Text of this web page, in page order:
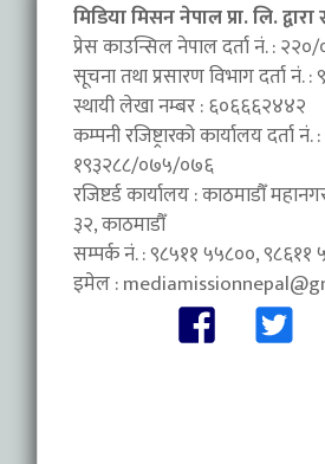
मिडिया मिसन नेपाल प्रा. लि. द्वारा
प्रेस काउन्सिल नेपाल दर्ता नं. :
सूचना तथा प्रसारण विभाग दर्ता
स्थायी लेखा नम्बर : ६०६६६२४४२
कम्पनी रजिष्ट्रारको कार्यालय दर्ता नं. :
१९३२८८/०७५/०७६
रजिष्टर्ड कार्यालय : काठमाडौँ
३२, काठमाडौँ
सम्पर्क नं. : ९८५११ ५५८००, ९८६११
इमेल :